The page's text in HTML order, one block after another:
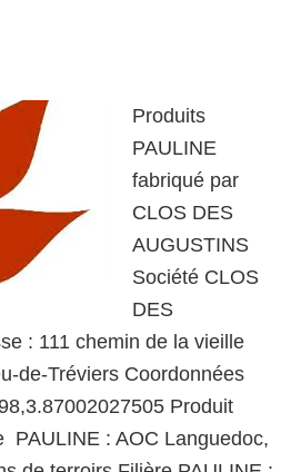
Produits
PAULINE
fabriqué par
CLOS DES
AUGUSTINS
Société CLOS
DES
: 111 chemin de la vieille
de-Tréviers Coordonnées
Produit
PAULINE : AOC Languedoc,